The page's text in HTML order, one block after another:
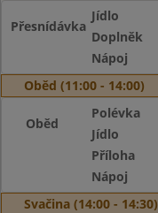
Přesnídávka
Jídlo
Doplněk
Nápoj
Oběd (11:00 - 14:00)
Oběd
Polévka
Jídlo
Příloha
Nápoj
Svačina (14:00 - 14:30)